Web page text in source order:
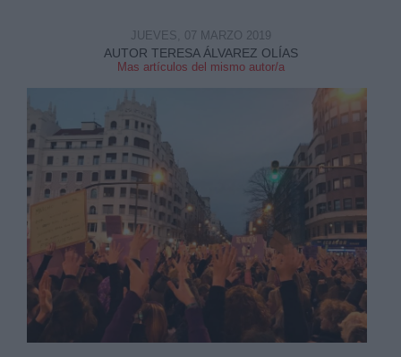
AUTOR TERESA ÁLVAREZ OLÍAS
Mas artículos del mismo autor/a
JUEVES, 07 MARZO 2019
Derechos:
link
Información adicional